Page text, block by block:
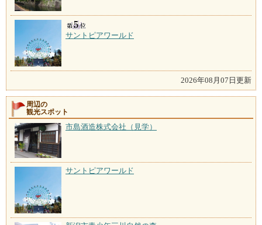
サントピアワールド
2026年08月07日更新
周辺の
観光スポット
市島酒造株式会社（見学）
サントピアワールド